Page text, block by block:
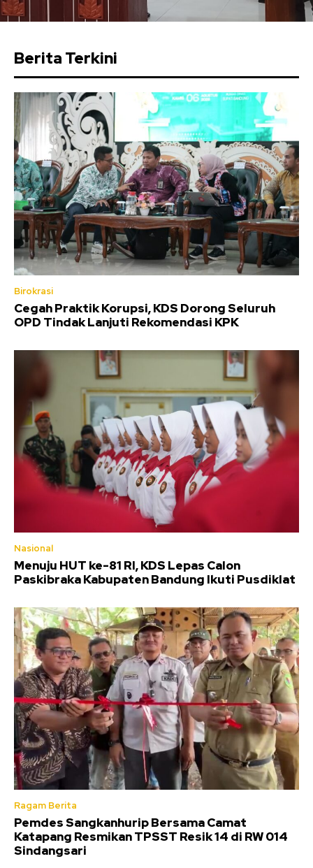
Berita Terkini
Birokrasi
Cegah Praktik Korupsi, KDS Dorong Seluruh
OPD Tindak Lanjuti Rekomendasi KPK
Nasional
Menuju HUT ke-81 RI, KDS Lepas Calon
Paskibraka Kabupaten Bandung Ikuti Pusdiklat
Ragam Berita
Pemdes Sangkanhurip Bersama Camat
Katapang Resmikan TPSST Resik 14 di RW 014
Sindangsari